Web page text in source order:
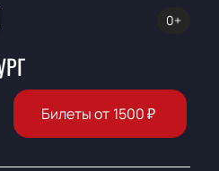
0+
Билеты от 1500₽